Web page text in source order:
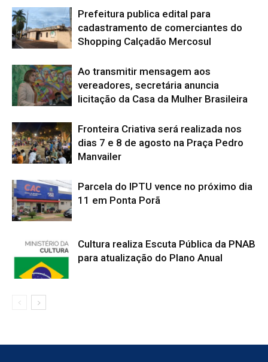
Prefeitura publica edital para
cadastramento de comerciantes do
Shopping Calçadão Mercosul
Ao transmitir mensagem aos
vereadores, secretária anuncia
licitação da Casa da Mulher Brasileira
Fronteira Criativa será realizada nos
dias 7 e 8 de agosto na Praça Pedro
Manvailer
Parcela do IPTU vence no próximo dia
11 em Ponta Porã
Cultura realiza Escuta Pública da PNAB
para atualização do Plano Anual